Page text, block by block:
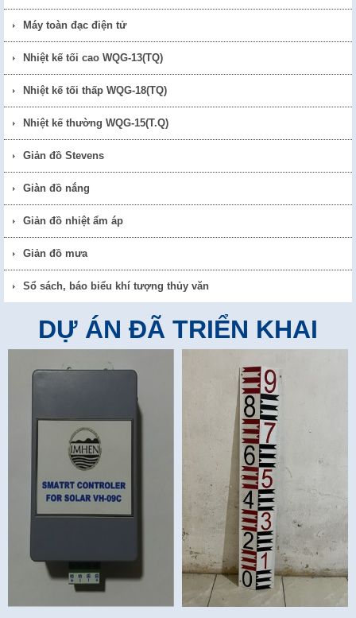
Máy toàn đạc điện tử
Nhiệt kế tối cao WQG-13(TQ)
Nhiệt kế tối thấp WQG-18(TQ)
Nhiệt kế thường WQG-15(T.Q)
Giản đồ Stevens
Giàn đồ nắng
Giản đồ nhiệt ẩm áp
Giản đồ mưa
Sổ sách, báo biểu khí tượng thủy văn
DỰ ÁN ĐÃ TRIỂN KHAI